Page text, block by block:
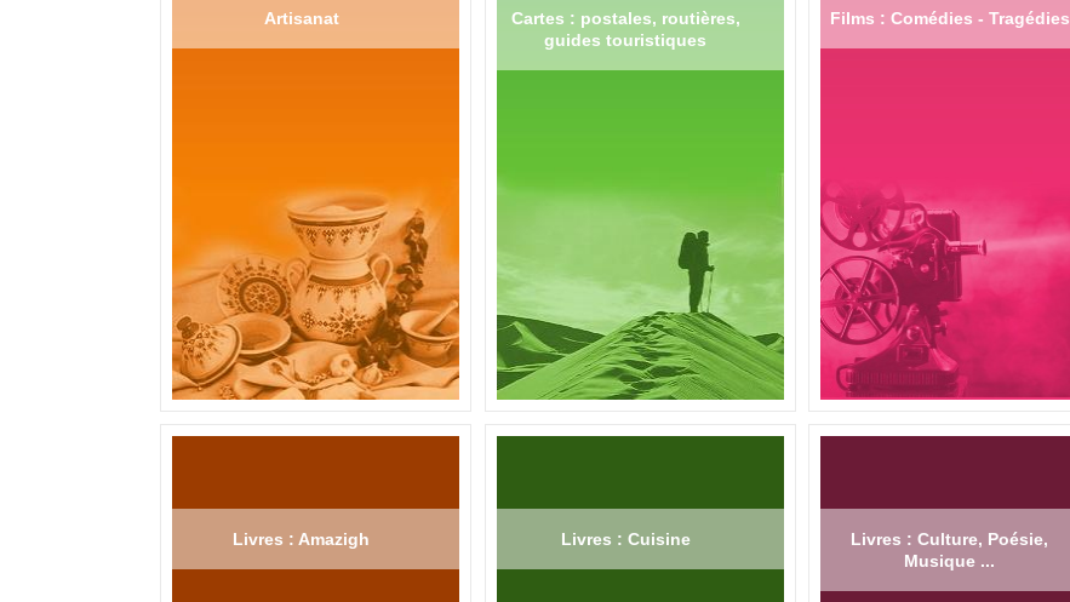
Artisanat
Cartes : postales, routières,
guides touristiques
Films : Comédies - Tragédies
Livres : Amazigh Livres : Cuisine
Livres : Culture, Poésie,
Musique ...